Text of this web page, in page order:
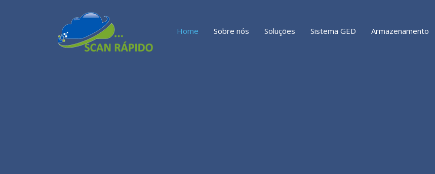
Home Sobre nós Soluções Sistema GED Armazenamento